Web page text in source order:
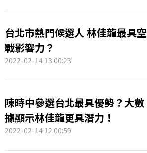
台北市熱門候選人 林佳龍最具空
戰影響力？
2022-02-14 13:00:23
陳時中參選台北最具優勢？大數
據顯示林佳龍更具潛力！
2022-02-14 12:00:59